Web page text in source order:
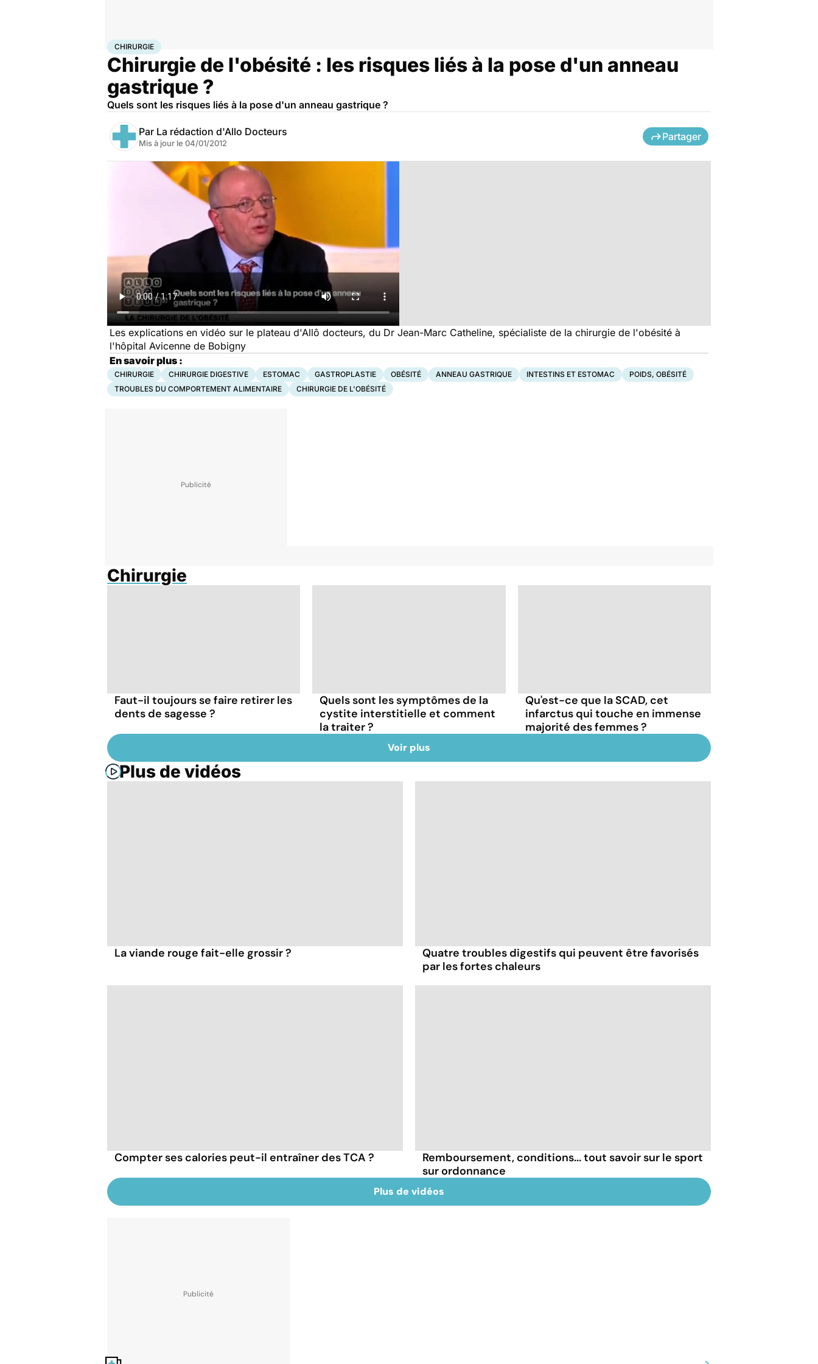
AccueilSantéMaladies
CHIRURGIE
Chirurgie de l'obésité : les risques liés à la pose d'un anneau
gastrique ?
Quels sont les risques liés à la pose d'un anneau gastrique ?
Par La rédaction d'Allo Docteurs
Mis à jour le 04/01/2012
Partager
Les explications en vidéo sur le plateau d'Allô docteurs, du Dr Jean-Marc Catheline, spécialiste de la chirurgie de l'obésité à
l'hôpital Avicenne de Bobigny
En savoir plus :
CHIRURGIE CHIRURGIE DIGESTIVE ESTOMAC GASTROPLASTIE OBÉSITÉ ANNEAU GASTRIQUE INTESTINS ET ESTOMAC
POIDS, OBÉSITÉ
TROUBLES DU COMPORTEMENT ALIMENTAIRE
CHIRURGIE DE L'OBÉSITÉ
Chirurgie
Faut-il toujours se faire retirer les
dents de sagesse ?
Quels sont les symptômes de la
cystite interstitielle et comment
la traiter ?
Qu'est-ce que la SCAD, cet
infarctus qui touche en immense
majorité des femmes ?
Voir plus
Plus de vidéos
La viande rouge fait-elle grossir ?
Quatre troubles digestifs qui peuvent être favorisés
par les fortes chaleurs
Compter ses calories peut-il entraîner des TCA ?
Remboursement, conditions... tout savoir sur le sport
sur ordonnance
Plus de vidéos